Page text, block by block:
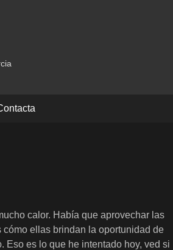
calor. Había que aprovechar las
ellas brindan la oportunidad de
Eso es lo que he intentado hoy, ved si